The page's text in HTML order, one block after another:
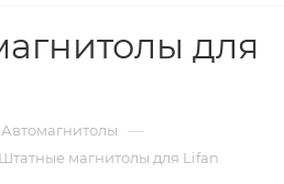
для
Автомагнитолы —
Штатные магнитолы для Lifan